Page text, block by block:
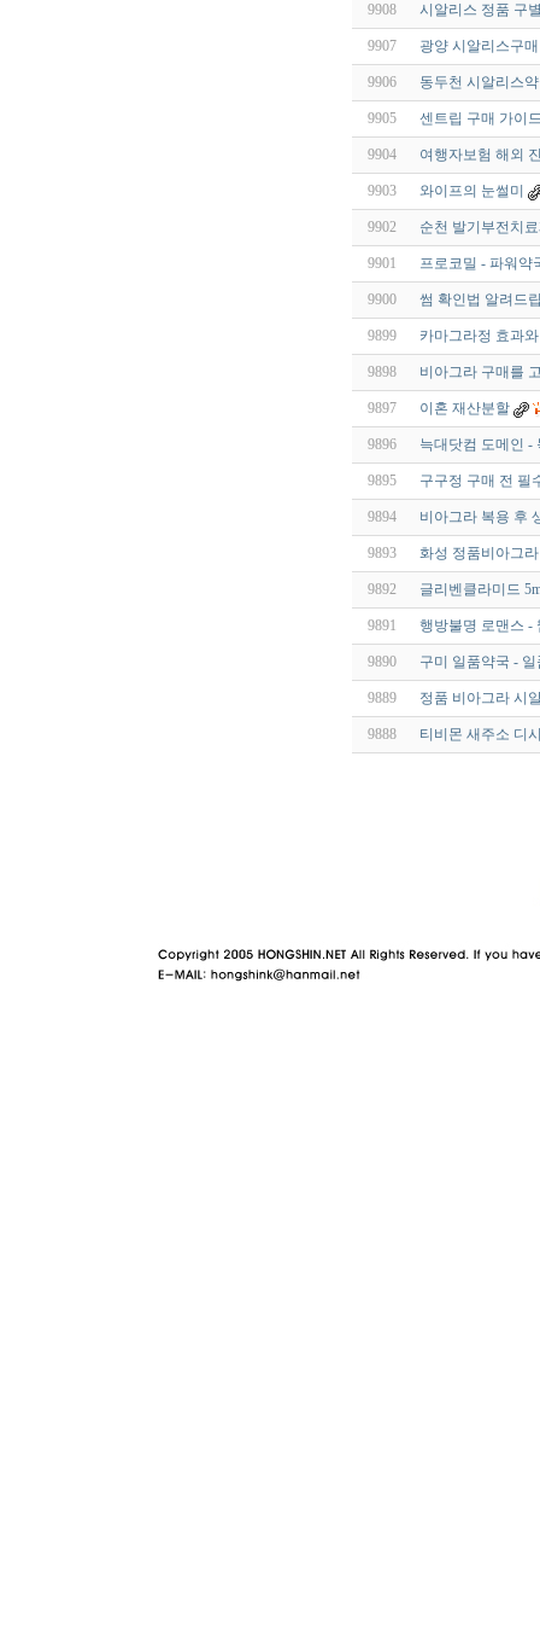
9908 시알리스 정품 구
9907 광양 시알리스구
9906 동두천 시알리스
9905 센트립 구매 가이
9904 여행자보험 해외
9903 와이프의 눈썰미
9902 순천 발기부전치
9901 프로코밀 - 파워약
9900 썸 확인법 알려드
9899 카마그라정 효과
9898 비아그라 구매를
9897 이혼 재산분할
9896 늑대닷컴 도메인
9895 구구정 구매 전 필
9894 비아그라 복용 후
9893 화성 정품비아그라
9892 글리벤클라미드
9891 행방불명 로맨스 -
9890 구미 일품약국 -
9889 정품 비아그라 시
9888 티비몬 새주소 디